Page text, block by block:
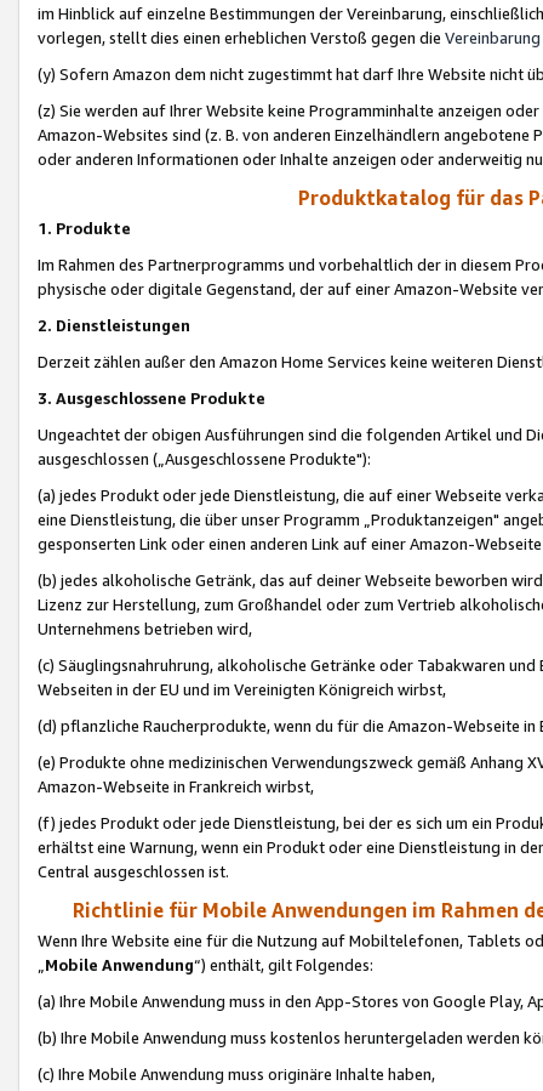
im Hinblick auf einzelne Bestimmungen der Vereinbarung,
vorlegen, stellt dies einen erheblichen Verstoß gegen die Vereinbarung
(y) Sofern Amazon dem nicht zugestimmt hat darf Ihre Website nicht
(z) Sie werden auf Ihrer Website keine Programminhalte anzeigen
Amazon-Websites sind (z. B. von anderen Einzelhändlern
oder anderen Informationen oder Inhalte anzeigen oder anderweitig
Produktkatalog für das
1. Produkte
Im Rahmen des Partnerprogramms und vorbehaltlich der in diesem
physische oder digitale Gegenstand, der auf einer Amazon-Website
2. Dienstleistungen
Derzeit zählen außer den Amazon Home Services keine weiteren
3. Ausgeschlossene Produkte
Ungeachtet der obigen Ausführungen sind die folgenden Artikel und
ausgeschlossen („Ausgeschlossene Produkte"):
(a) jedes Produkt oder jede Dienstleistung, die auf einer Webseite
eine Dienstleistung, die über unser Programm „Produktanzeigen"
gesponserten Link oder einen anderen Link auf einer Amazon-
(b) jedes alkoholische Getränk, das auf deiner Webseite beworben
Lizenz zur Herstellung, zum Großhandel oder zum Vertrieb
Unternehmens betrieben wird,
(c) Säuglingsnahruhrung, alkoholische Getränke oder Tabakwaren
Webseiten in der EU und im Vereinigten Königreich wirbst,
(d) pflanzliche Raucherprodukte, wenn du für die Amazon-Webseite in
(e) Produkte ohne medizinischen Verwendungszweck gemäß Anhang
Amazon-Webseite in Frankreich wirbst,
(f) jedes Produkt oder jede Dienstleistung, bei der es sich um ein
erhältst eine Warnung, wenn ein Produkt oder eine Dienstleistung in
Central ausgeschlossen ist.
Richtlinie für Mobile Anwendungen im Rahmen
Wenn Ihre Website eine für die Nutzung auf Mobiltelefonen, Tablets
„Mobile Anwendung“) enthält, gilt Folgendes:
(a) Ihre Mobile Anwendung muss in den App-Stores von Google Play,
(b) Ihre Mobile Anwendung muss kostenlos heruntergeladen werden
(c) Ihre Mobile Anwendung muss originäre Inhalte haben,